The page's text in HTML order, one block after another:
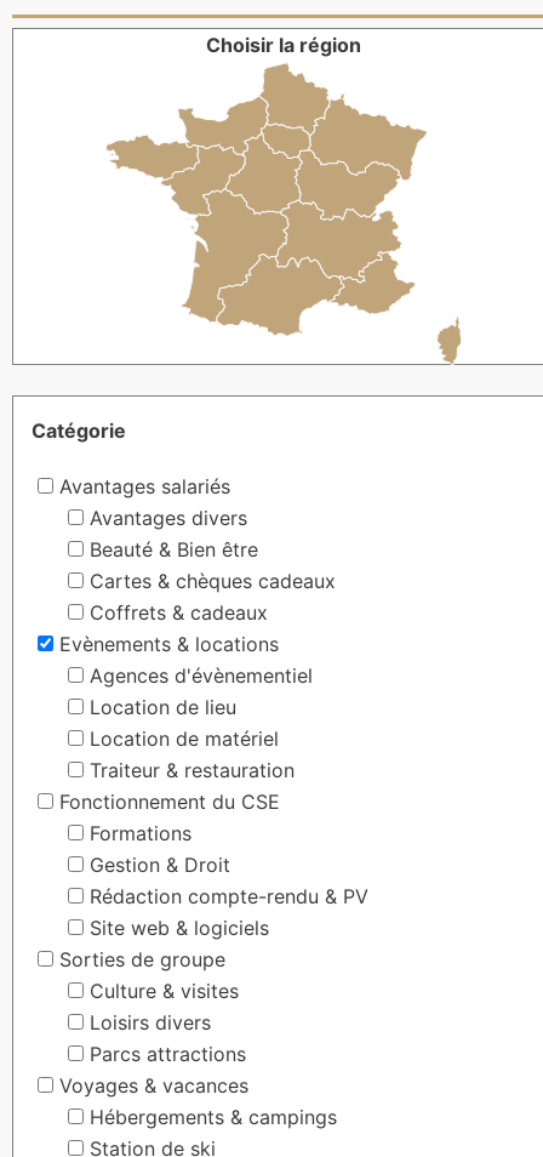
Choisir la région
Catégorie
Avantages salariés
Avantages divers
Beauté & Bien être
Cartes & chèques cadeaux
Coffrets & cadeaux
Evènements & locations
Agences d'évènementiel
Location de lieu
Location de matériel
Traiteur & restauration
Fonctionnement du CSE
Formations
Gestion & Droit
Rédaction compte-rendu & PV
Site web & logiciels
Sorties de groupe
Culture & visites
Loisirs divers
Parcs attractions
Voyages & vacances
Hébergements & campings
Station de ski